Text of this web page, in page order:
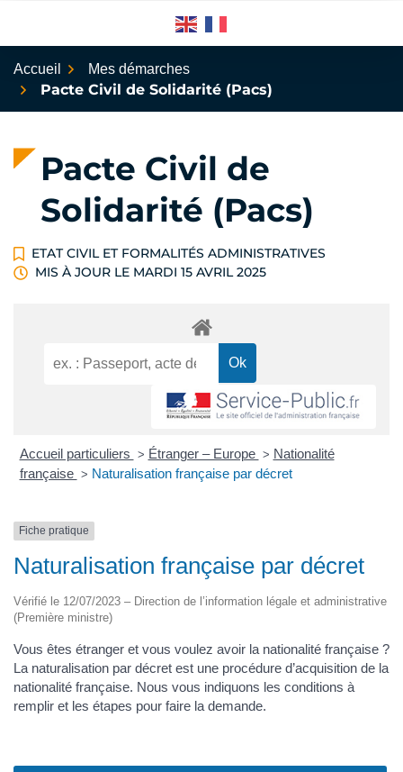
Accueil
Mes démarches
Pacte Civil de Solidarité (Pacs)
Pacte Civil de
Solidarité (Pacs)
ETAT CIVIL ET FORMALITÉS ADMINISTRATIVES
MIS À JOUR LE MARDI 15 AVRIL 2025
Accueil particuliers > Étranger – Europe > Nationalité
française > Naturalisation française par décret
Fiche pratique
Naturalisation française par décret
Vérifié le 12/07/2023 – Direction de l’information légale et administrative
(Première ministre)
Vous êtes étranger et vous voulez avoir la nationalité française ?
La naturalisation par décret est une procédure d’acquisition de la
nationalité française. Nous vous indiquons les conditions à
remplir et les étapes pour faire la demande.